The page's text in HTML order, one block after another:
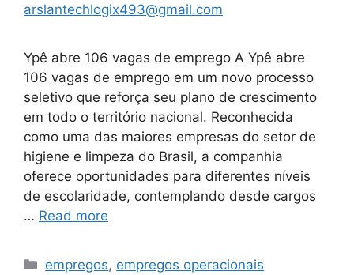
arslantechlogix493@gmail.com
Ypê abre 106 vagas de emprego A Ypê abre
106 vagas de emprego em um novo processo
seletivo que reforça seu plano de crescimento
em todo o território nacional. Reconhecida
como uma das maiores empresas do setor de
higiene e limpeza do Brasil, a companhia
oferece oportunidades para diferentes níveis
de escolaridade, contemplando desde cargos
… Read more
Categories
empregos, empregos operacionais